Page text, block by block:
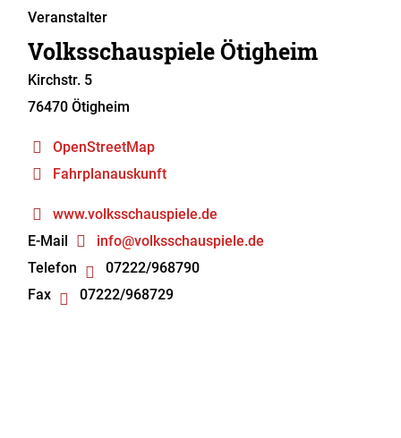
Veranstalter
Volksschauspiele Ötigheim
Kirchstr. 5
76470 Ötigheim
OpenStreetMap
Fahrplanauskunft
www.volksschauspiele.de
E-Mail
info@volksschauspiele.de
Telefon
07222/968790
Fax
07222/968729